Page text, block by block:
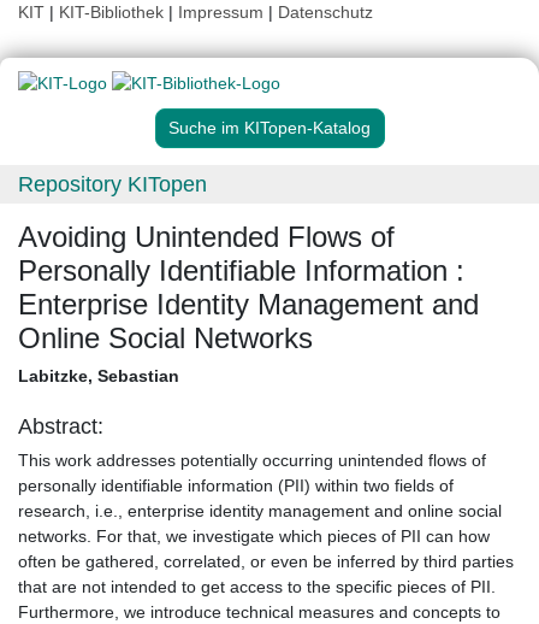
KIT | KIT-Bibliothek | Impressum | Datenschutz
Suche im KITopen-Katalog
Repository KITopen
Avoiding Unintended Flows of
Personally Identifiable Information :
Enterprise Identity Management and
Online Social Networks
Labitzke, Sebastian
Abstract:
This work addresses potentially occurring unintended flows of
personally identifiable information (PII) within two fields of
research, i.e., enterprise identity management and online social
networks. For that, we investigate which pieces of PII can how
often be gathered, correlated, or even be inferred by third parties
that are not intended to get access to the specific pieces of PII.
Furthermore, we introduce technical measures and concepts to